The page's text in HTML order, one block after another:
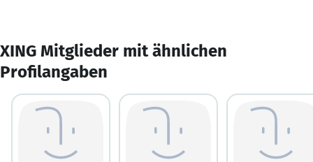
XING Mitglieder mit ähnlichen
Profilangaben